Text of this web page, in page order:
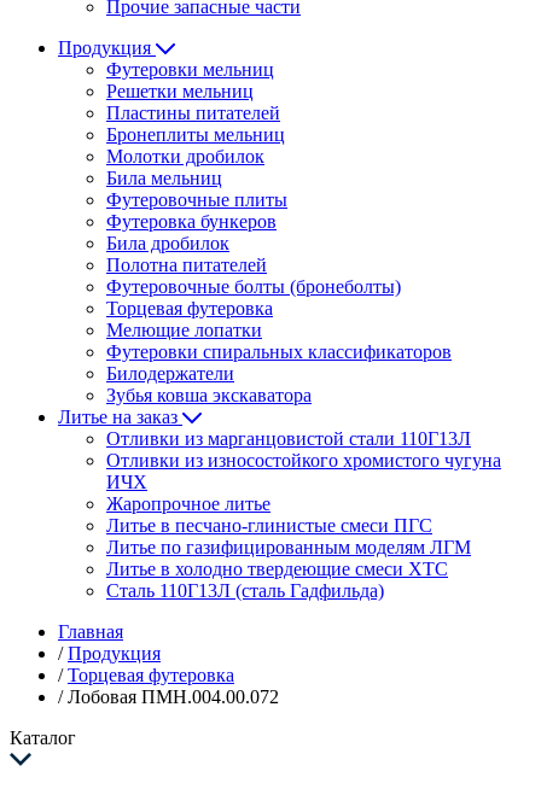
Прочие запасные части
Продукция
Футеровки мельниц
Решетки мельниц
Пластины питателей
Бронеплиты мельниц
Молотки дробилок
Била мельниц
Футеровочные плиты
Футеровка бункеров
Била дробилок
Полотна питателей
Футеровочные болты (бронеболты)
Торцевая футеровка
Мелющие лопатки
Футеровки спиральных классификаторов
Билодержатели
Зубья ковша экскаватора
Литье на заказ
Отливки из марганцовистой стали 110Г13Л
Отливки из износостойкого хромистого чугуна
ИЧХ
Жаропрочное литье
Литье в песчано-глинистые смеси ПГС
Литье по газифицированным моделям ЛГМ
Литье в холодно твердеющие смеси ХТС
Сталь 110Г13Л (сталь Гадфильда)
Главная
/ Продукция
/ Торцевая футеровка
/ Лобовая ПМН.004.00.072
Каталог